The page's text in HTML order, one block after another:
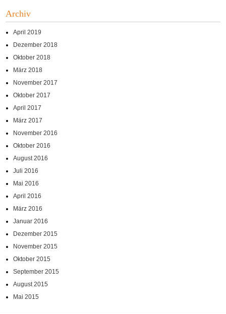
Archiv
April 2019
Dezember 2018
Oktober 2018
März 2018
November 2017
Oktober 2017
April 2017
März 2017
November 2016
Oktober 2016
August 2016
Juli 2016
Mai 2016
April 2016
März 2016
Januar 2016
Dezember 2015
November 2015
Oktober 2015
September 2015
August 2015
Mai 2015